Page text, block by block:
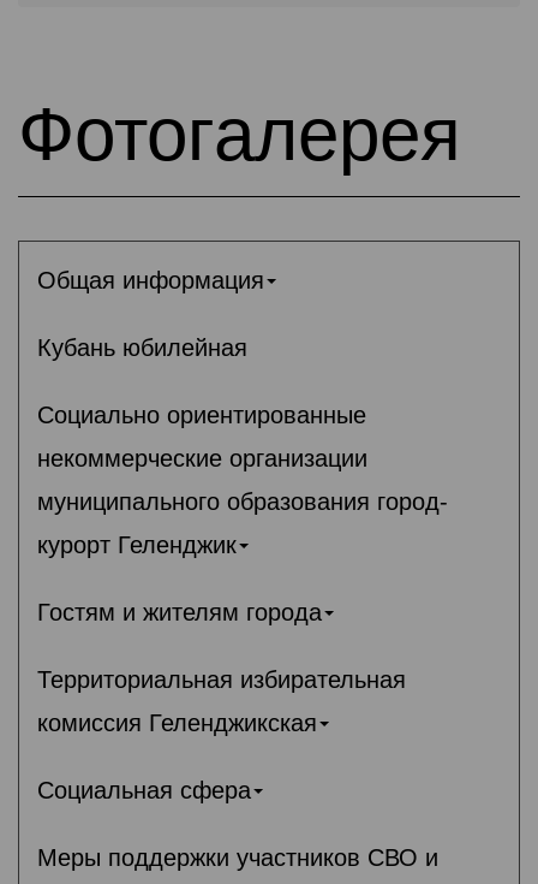
Фотогалерея
Общая информация
Кубань юбилейная
Социально ориентированные
некоммерческие организации
муниципального образования город-
курорт Геленджик
Гостям и жителям города
Территориальная избирательная
комиссия Геленджикcкая
Социальная сфера
Меры поддержки участников СВО и